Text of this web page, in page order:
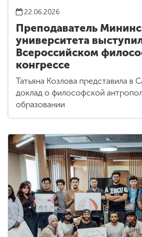
22.06.2026
Преподаватель
университета
Всероссийском
конгрессе
Татьяна Козлова представила в
доклад о философской
образовании